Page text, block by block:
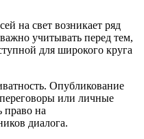
на свет возникает ряд
учитывать перед тем,
для широкого круга
Опубликование
или личные
право на
диалога.